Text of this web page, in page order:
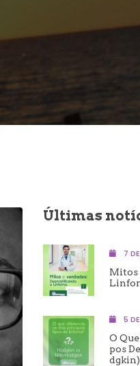
Últimas
7
Mitos
5
O
Pos
Dgkin)